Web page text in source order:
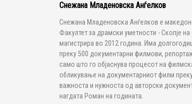
Снежана Младеновска Анѓелков
Снежана Младеновска Анѓелков e
Факултет за драмски уметности - Скопје
магистрира во 2012 година. Има
преку 500 документарни филмови,
само што го објаснува процесот на
обликување на документарниот филм
важноста и нужноста од авторски
нагдата Роман на годината.